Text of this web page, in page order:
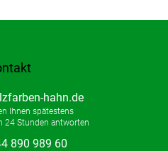
hahn.de
890 989 60